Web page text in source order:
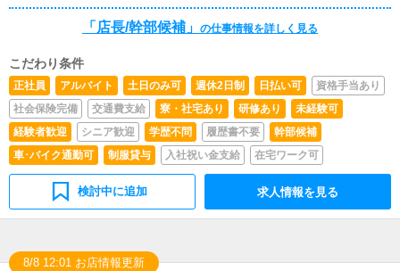
「店長/幹部候補」 の仕事情報を詳しく見る
こだわり条件
正社員 アルバイト 土日のみ可 週休2日制 日払い可
資格手当あり
社会保険完備
交通費支給 寮・社宅あり 研修あり
未経験可
経験者歓迎
シニア歓迎 学歴不問 履歴書不要
幹部候補
車･バイク通勤可
制服貸与 入社祝い金支給 在宅ワーク可
検討中に追加 求人情報を見る
8/8 12:01 お店情報更新